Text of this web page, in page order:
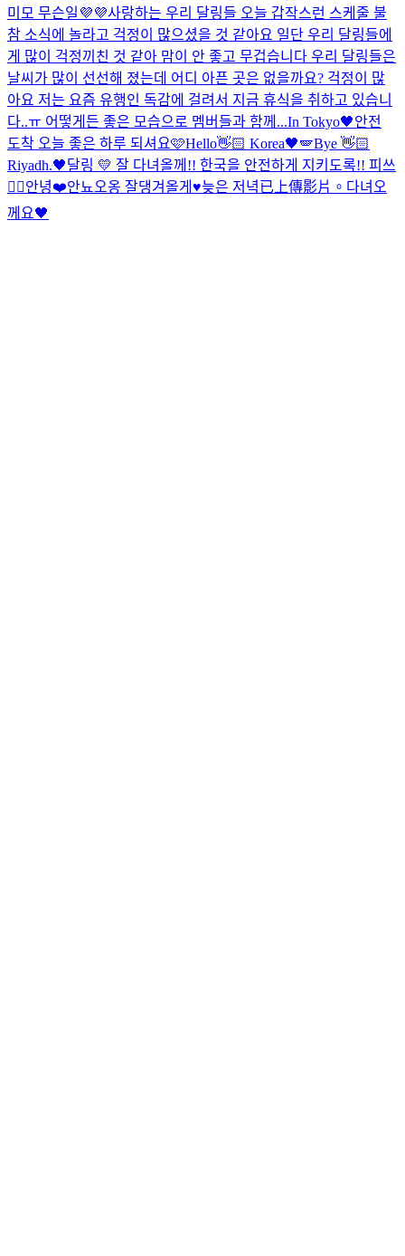
미모 무슨일💜💜사랑하는 우리 달링들 오늘 갑작스런 스케줄 불
참 소식에 놀라고 걱정이 많으셨을 것 같아요 일단 우리 달링들에
게 많이 걱정끼친 것 같아 맘이 안 좋고 무겁습니다 우리 달링들은
날씨가 많이 선선해 졌는데 어디 아픈 곳은 없을까요? 걱정이 많
아요 저는 요즘 유행인 독감에 걸려서 지금 휴식을 취하고 있습니
다..ㅠ 어떻게든 좋은 모습으로 멤버들과 함께...In Tokyo🖤안전
도착 오늘 좋은 하루 되셔요🩷Hello👋🏻 Korea🖤🪽Bye 👋🏻
Riyadh.🖤달링 💛 잘 다녀올께!! 한국을 안전하게 지키도록!! 피쓰
✌🏻안녕❤️안뇨오옹 잘댕겨올게♥늦은 저녁已上傳影片。 다녀오
께요🖤